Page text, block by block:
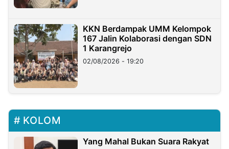
KKN Berdampak UMM Kelompok
167 Jalin Kolaborasi dengan SDN
1 Karangrejo
02/08/2026 - 19:20
KOLOM
Yang Mahal Bukan Suara Rakyat